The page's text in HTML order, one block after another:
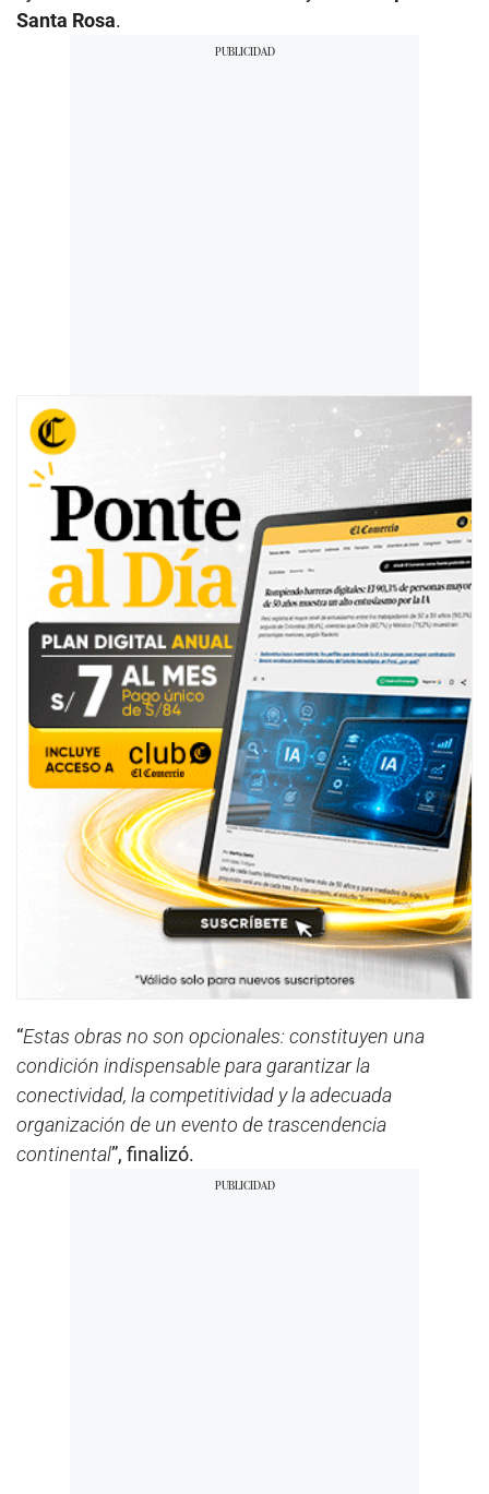
Santa Rosa.
“Estas obras no son opcionales: constituyen una
condición indispensable para garantizar la
conectividad, la competitividad y la adecuada
organización de un evento de trascendencia
continental”, finalizó.